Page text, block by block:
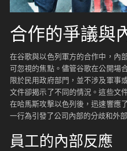
合作的爭議與
在谷歌與以色列軍方的合作中，內
可忽視的焦點。儘管谷歌在公開場
限於民用政府部門，並不涉及軍事
文件卻揭示了不同的情況。這些文
在哈馬斯攻擊以色列後，迅速響應
一行為引發了公司內部的分歧和外
員工的內部反應